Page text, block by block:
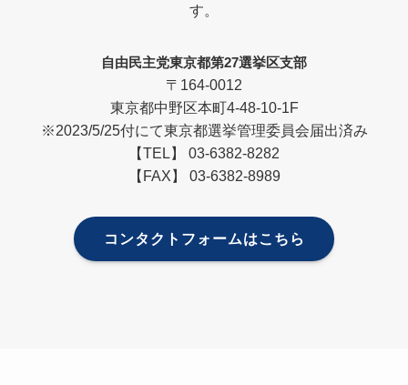
す。
自由民主党東京都第27選挙区支部
〒164-0012
東京都中野区本町4-48-10-1F
※2023/5/25付にて東京都選挙管理委員会届出済み
【TEL】 03-6382-8282
【FAX】 03-6382-8989
コンタクトフォームはこちら